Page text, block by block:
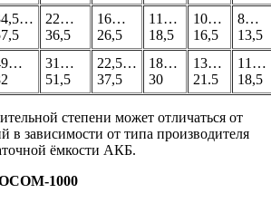
22…
36,5
16…
26,5
11…
18,5
10…
16,5
8…
13,5
31…
51,5
22,5…
37,5
18…
30
13…
21.5
11…
18,5
степени может отличаться от
в зависимости от типа производителя
ёмкости АКБ.
1000